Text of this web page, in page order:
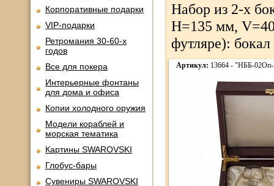
Корпоративные подарки
VIP-подарки
Ретромания 30-60-х
годов
Все для покера
Интерьерные фонтаны
для дома и офиса
Копии холодного оружия
Модели кораблей и
морская тематика
Картины SWAROVSKI
Глобус-бары
Сувениры SWAROVSKI
Набор из 2-х
Н=135 мм,
футляре):
Артикул: 13664 - "НББ-02Оп-